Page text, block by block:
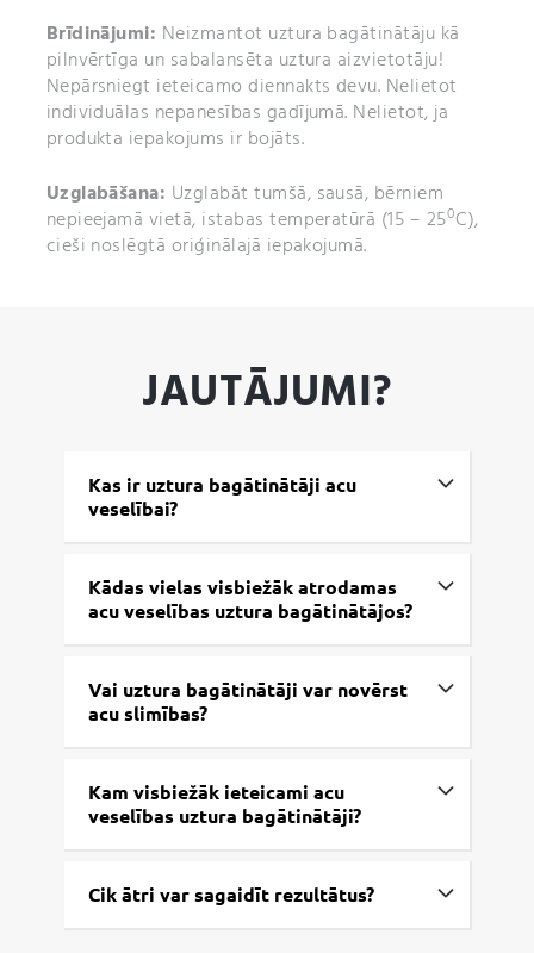
Brīdinājumi: Neizmantot uztura bagātinātāju kā
pilnvērtīga un sabalansēta uztura aizvietotāju!
Nepārsniegt ieteicamo diennakts devu. Nelietot
individuālas nepanesības gadījumā. Nelietot, ja
produkta iepakojums ir bojāts.
Uzglabāšana: Uzglabāt tumšā, sausā, bērniem
nepieejamā vietā, istabas temperatūrā (15 – 250C),
cieši noslēgtā oriģinālajā iepakojumā.
JAUTĀJUMI?
Kas ir uztura bagātinātāji acu
veselībai?
Kādas vielas visbiežāk atrodamas
acu veselības uztura bagātinātājos?
Vai uztura bagātinātāji var novērst
acu slimības?
Kam visbiežāk ieteicami acu
veselības uztura bagātinātāji?
Cik ātri var sagaidīt rezultātus?